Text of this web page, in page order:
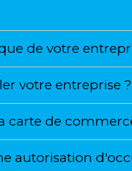
de votre
votre entreprise ?
carte de
autorisation